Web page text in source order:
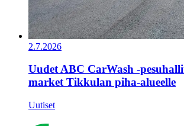
2.7.2026
Uudet ABC CarWash -
market Tikkulan piha-alueelle
Uutiset